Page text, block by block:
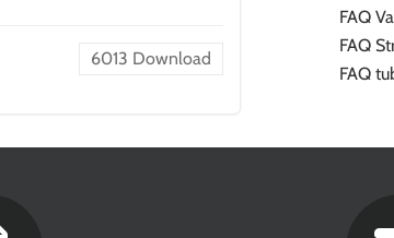
6013 Download
FAQ
FAQ
FAQ